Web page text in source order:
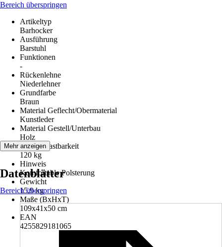
Bereich überspringen
Artikeltyp
Barhocker
Ausführung
Barstuhl
Funktionen
-
Rückenlehne
Niederlehner
Grundfarbe
Braun
Material Geflecht/Obermaterial
Kunstleder
Material Gestell/Unterbau
Holz
Max. Belastbarkeit
120 kg
Hinweis
Komfortable Polsterung
Gewicht
15,9 kg
Maße (BxHxT)
109x41x50 cm
EAN
4255829181065
Mehr anzeigen
Datenblätter
Bereich überspringen